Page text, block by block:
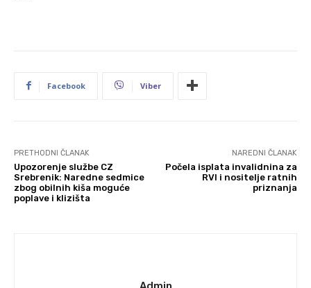
Facebook Viber
PRETHODNI ČLANAK
Upozorenje službe CZ
Srebrenik: Naredne sedmice
zbog obilnih kiša moguće
poplave i klizišta
NAREDNI ČLANAK
Počela isplata invalidnina za
RVI i nositelje ratnih
priznanja